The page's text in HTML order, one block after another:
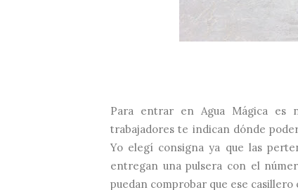
Para entrar en Agua Mágica es
trabajadores te indican dónde
Yo elegí consigna ya que las
entregan una pulsera con el
puedan comprobar que ese